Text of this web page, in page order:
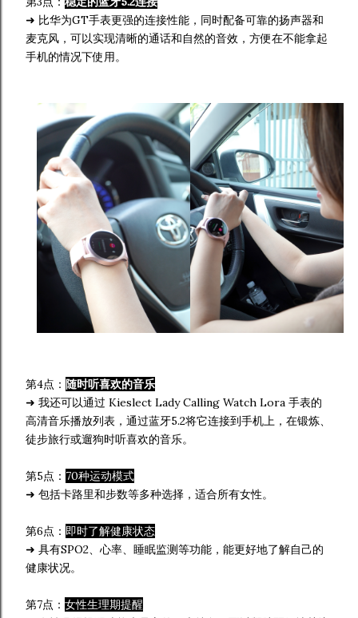
➜ 比华为GT手表更强的连接性能，同时配备可靠的扬声器和
麦克风，可以实现清晰的通话和自然的音效，方便在不能拿起
手机的情况下使用。
第4点： 随时听喜欢的音乐
➜ 我还可以通过 Kieslect Lady Calling Watch Lora 手表的
高清音乐播放列表，通过蓝牙5.2将它连接到手机上，在锻炼、
徒步旅行或遛狗时听喜欢的音乐。
第5点： 70种运动模式
➜ 包括卡路里和步数等多种选择，适合所有女性。
第6点： 即时了解健康状态
➜ 具有SPO2、心率、睡眠监测等功能，能更好地了解自己的
健康状况。
第7点： 女性生理期提醒